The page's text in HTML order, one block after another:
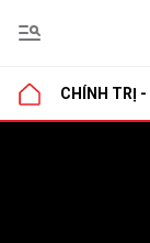
CHÍNH TRỊ -